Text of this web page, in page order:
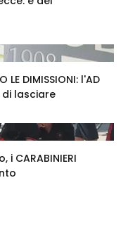
LE DIMISSIONI: l'AD
lasciare
i CARABINIERI